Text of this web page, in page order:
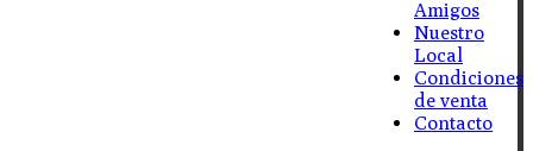
Amigos
Nuestro
Local
Condiciones
de venta
Contacto